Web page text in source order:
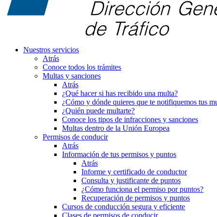
Nuestros servicios
Atrás
Conoce todos los trámites
Multas y sanciones
Atrás
¿Qué hacer si has recibido una multa?
¿Cómo y dónde quieres que te notifiquemos tus
¿Quién puede multarte?
Conoce los tipos de infracciones y sanciones
Multas dentro de la Unión Europea
Permisos de conducir
Atrás
Información de tus permisos y puntos
Atrás
Informe y certificado de conductor
Consulta y justificante de puntos
¿Cómo funciona el permiso por puntos?
Recuperación de permisos y puntos
Cursos de conducción segura y eficiente